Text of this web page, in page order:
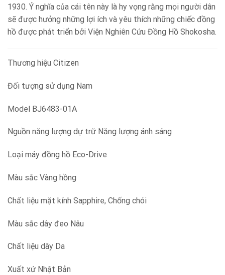
1930. Ý nghĩa của cái tên này là hy vọng rằng mọi người dân
sẽ được hưởng những lợi ích và yêu thích những chiếc đồng
hồ được phát triển bởi Viện Nghiên Cứu Đồng Hồ Shokosha.
Thương hiệu Citizen
Đối tượng sử dụng Nam
Model BJ6483-01A
Nguồn năng lượng dự trữ Năng lượng ánh sáng
Loại máy đồng hồ Eco-Drive
Màu sắc Vàng hồng
Chất liệu mặt kính Sapphire, Chống chói
Màu sắc dây đeo Nâu
Chất liệu dây Da
Xuất xứ Nhật Bản